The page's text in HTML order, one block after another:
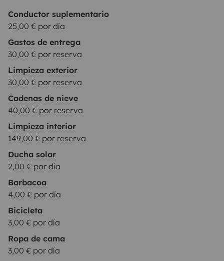
Conductor suplementario
25,00 € por día
Gastos de entrega
30,00 € por reserva
Limpieza exterior
30,00 € por reserva
Cadenas de nieve
40,00 € por reserva
Limpieza interior
149,00 € por reserva
Ducha solar
2,00 € por día
Barbacoa
4,00 € por día
Bicicleta
3,00 € por día
Ropa de cama
3,00 € por día